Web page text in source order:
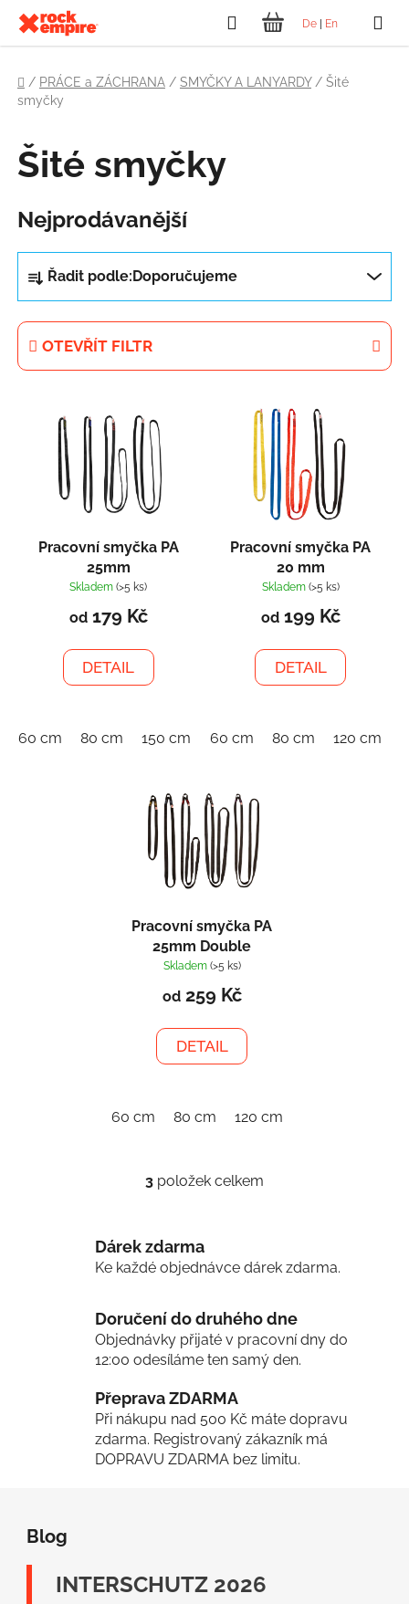
obsah
De En
Hledat
NÁKUPNÍ
KOŠÍK
Domů
/ PRÁCE a ZÁCHRANA / SMYČKY A LANYARDY / Šité
smyčky
Šité smyčky
Nejprodávanější
a
z
e
n
Řadit podle: Doporučujeme
OTEVŘÍT FILTR
Pracovní smyčka PA
25mm
Skladem(>5 ks)
od179 Kč
DETAIL
60 cm 80 cm 150 cm
Pracovní smyčka PA
20 mm
Skladem (>5 ks)
od199 Kč
DETAIL
60 cm 80 cm 120 cm
Pracovní smyčka PA
25mm Double
Skladem (>5 ks)
od259 Kč
DETAIL
60 cm 80 cm 120 cm
O
á
d
c
í
p
r
v
k
y
v
ý
3položek celkem
Dárek zdarma
Ke každé objednávce dárek zdarma.
Doručení do druhého dne
Objednávky přijaté v pracovní dny do
12:00 odesíláme ten samý den.
Přeprava ZDARMA
Při nákupu nad 500 Kč máte dopravu
zdarma. Registrovaný zákazník má
DOPRAVU ZDARMA bez limitu.
Blog
INTERSCHUTZ 2026